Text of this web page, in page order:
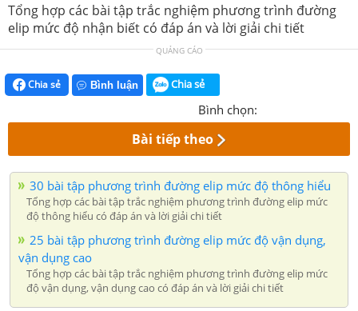
Tổng hợp các bài tập trắc nghiệm phương trình đường
elip mức độ nhận biết có đáp án và lời giải chi tiết
QUẢNG CÁO
Chia sẻ Bình luận Chia sẻ
Bình chọn:
Bài tiếp theo
30 bài tập phương trình đường elip mức độ thông hiểu
Tổng hợp các bài tập trắc nghiệm phương trình đường elip mức
độ thông hiểu có đáp án và lời giải chi tiết
25 bài tập phương trình đường elip mức độ vận dụng,
vận dụng cao
Tổng hợp các bài tập trắc nghiệm phương trình đường elip mức
độ vận dụng, vận dụng cao có đáp án và lời giải chi tiết